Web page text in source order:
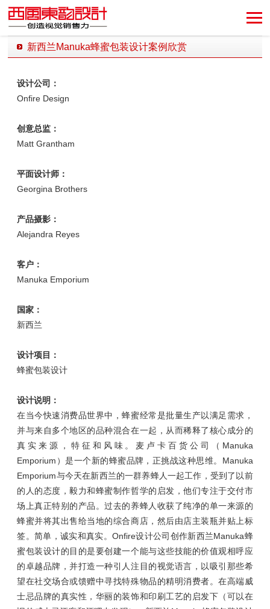
新西兰Manuka蜂蜜包装设计案例欣赏
设计公司：
Onfire Design
创意总监：
Matt Grantham
平面设计师：
Georgina Brothers
产品摄影：
Alejandra Reyes
客户：
Manuka Emporium
国家：
新西兰
设计项目：
蜂蜜包装设计
设计说明：
在当今快速消费品世界中，蜂蜜经常是批量生产以满足需求，
并与来自多个地区的品种混合在一起，从而稀释了核心成分的
真实来源，特征和风味。麦卢卡百货公司（Manuka
Emporium）是一个新的蜂蜜品牌，正挑战这种思维。Manuka
Emporium与今天在新西兰的一群养蜂人一起工作，受到了以前
的人的态度，毅力和蜂蜜制作哲学的启发，他们专注于交付市
场上真正特别的产品。过去的养蜂人收获了纯净的单一来源的
蜂蜜并将其出售给当地的综合商店，然后由店主装瓶并贴上标
签。简单，诚实和真实。Onfire设计公司创作新西兰Manuka蜂
蜜包装设计的目的是要创建一个能与这些技能的价值观相呼应
的卓越品牌，并打造一种引人注目的视觉语言，以吸引那些希
望在社交场合或馈赠中寻找特殊物品的精明消费者。在高端威
士忌品牌的真实性，华丽的装饰和印刷工艺的启发下（可以在